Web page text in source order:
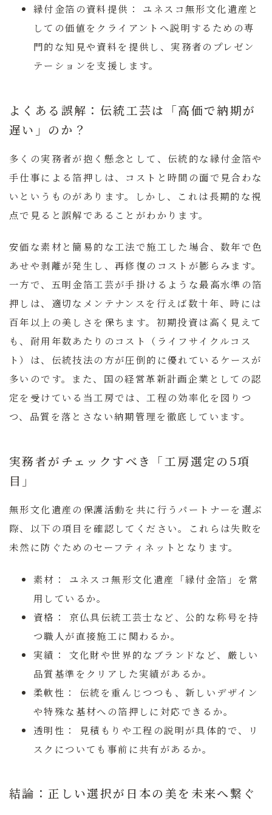
縁付金箔の資料提供：
ユネスコ無形文化遺産と
しての価値をクライアントへ説明するための専
門的な知見や資料を提供し、実務者のプレゼン
テーションを支援します。
よくある誤解：伝統工芸は「高価で納期が
遅い」のか？
多くの実務者が抱く懸念として、伝統的な縁付金箔や
手仕事による箔押しは、コストと時間の面で見合わな
いというものがあります。しかし、これは長期的な視
点で見ると誤解であることがわかります。
安価な素材と簡易的な工法で施工した場合、数年で色
あせや剥離が発生し、再修復のコストが膨らみます。
一方で、 五明金箔工芸が手掛けるような最高水準の箔
押しは、適切なメンテナンスを行えば数十年、時には
百年以上の美しさを保ちます。初期投資は高く見えて
も、耐用年数あたりのコスト（ライフサイクルコス
ト）は、伝統技法の方が圧倒的に優れているケースが
多いのです。また、国の経営革新計画企業としての認
定を受けている当工房では、工程の効率化を図りつ
つ、品質を落とさない納期管理を徹底しています。
実務者がチェックすべき「工房選定の5項
目」
無形文化遺産の保護活動を共に行うパートナーを選ぶ
際、以下の項目を確認してください。これらは失敗を
未然に防ぐためのセーフティネットとなります。
素材：
ユネスコ無形文化遺産「縁付金箔」を常
用しているか。
資格：
京仏具伝統工芸士など、公的な称号を持
つ職人が直接施工に関わるか。
実績：
文化財や世界的なブランドなど、厳しい
品質基準をクリアした実績があるか。
柔軟性：
伝統を重んじつつも、新しいデザイン
や特殊な基材への箔押しに対応できるか。
透明性：
見積もりや工程の説明が具体的で、リ
スクについても事前に共有があるか。
結論：正しい選択が日本の美を未来へ繋ぐ